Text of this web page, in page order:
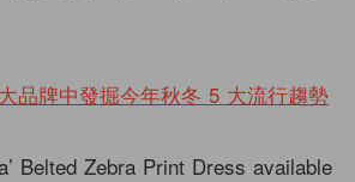
Belted Zebra Print Dress available